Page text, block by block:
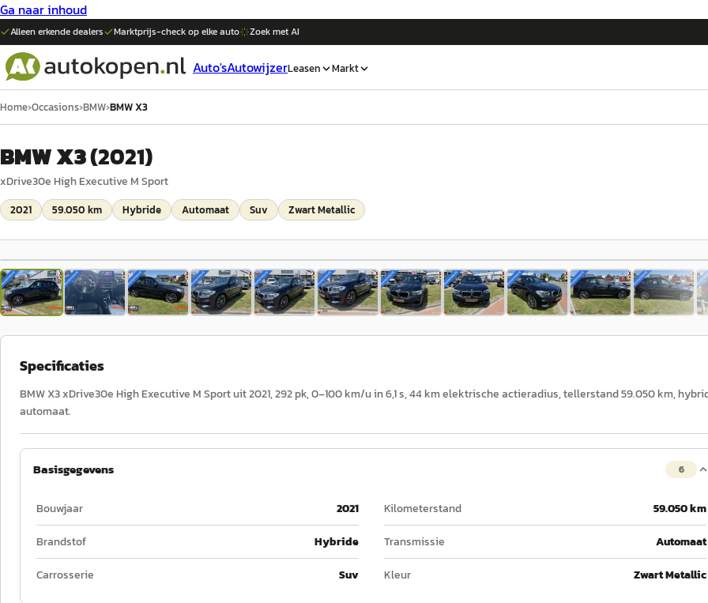
Ga naar inhoud
Alleen erkende dealers Marktprijs-check op elkeauto Zoek met AI
Auto'sAutowijzerLeasen Markt
Home›Occasions›BMW›BMW X3
BMW X3(2021)
xDrive30e High Executive M Sport
2021 59.050 km Hybride Automaat Suv Zwart Metallic
1
Specificaties
BMW X3 xDrive30e High Executive M Sport uit 2021, 292 pk, 0–100 km/u in 6,1 s, 44 km elektrische actieradius, tellerstand 59.050 km,
automaat.
Basisgegevens 6
Bouwjaar 2021 Kilometerstand
59.050 km
Brandstof
Hybride Transmissie
Automaat
Carrosserie
Suv Kleur Zwart Metallic